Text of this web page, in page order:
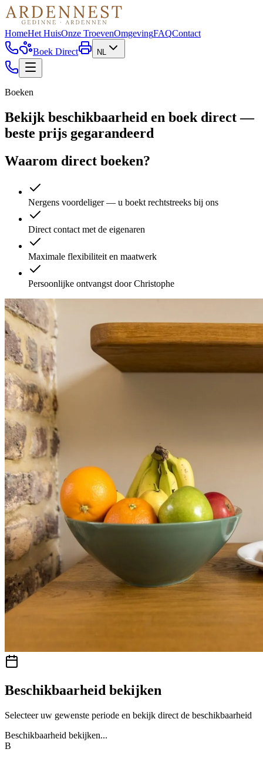
HomeHet HuisOnze TroevenOmgevingFAQContact
Boek Direct
NL
Boeken
Bekijk beschikbaarheid en boek direct —
beste prijs gegarandeerd
Waarom direct boeken?
Nergens voordeliger — u boekt rechtstreeks bij ons
Direct contact met de eigenaren
Maximale flexibiliteit en maatwerk
Persoonlijke ontvangst door Christophe
Beschikbaarheid bekijken
Selecteer uw gewenste periode en bekijk direct de beschikbaarheid
Beschikbaarheid bekijken...
B